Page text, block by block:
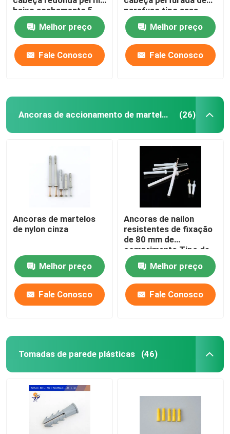
baixo acabamento 5
mm x 25 mm
Melhor preço
Fale Conosco
parafuso tipo asas
únicas
Melhor preço
Fale Conosco
Ancoras de accionamento de martelo de nylon (26)
Ancoras de martelos
de nylon cinza
Melhor preço
Fale Conosco
Ancoras de nailon
resistentes de fixação
de 80 mm de
comprimento Tipo de
asa única
Melhor preço
Fale Conosco
Tomadas de parede plásticas (46)